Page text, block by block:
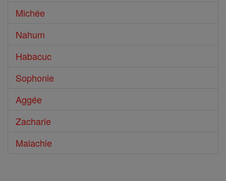
Michée
Nahum
Habacuc
Sophonie
Aggée
Zacharie
Malachie